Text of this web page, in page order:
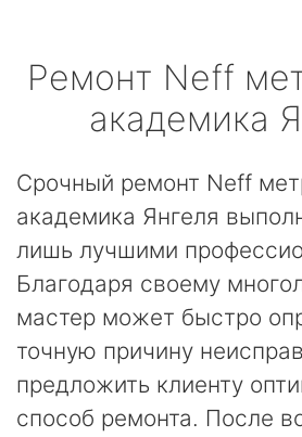
Ремонт Neff
академика
Срочный ремонт Neff
академика Янгеля
лишь лучшими
Благодаря своему
мастер может быстро
точную причину
предложить клиенту
способ ремонта. После